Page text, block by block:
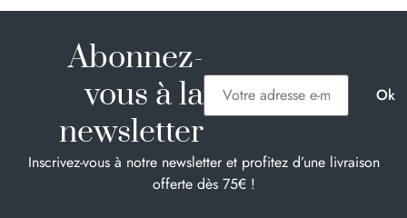
Abonnez-
vous à la
newsletter
Inscrivez-vous à notre newsletter et profitez d’une livraison
offerte dès 75€ !